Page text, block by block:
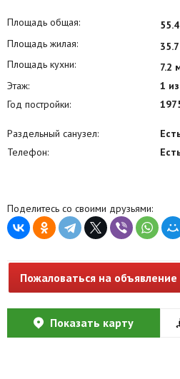
Площадь общая:
Площадь жилая:
Площадь кухни: 7.2
Этаж:
1
Год постройки:
Раздельный санузел:
Телефон:
Поделитесь со своими друзьями:
Пожаловаться на объявление
Показать карту